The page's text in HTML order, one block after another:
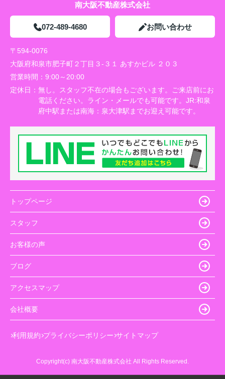
南大阪不動産株式会社
072-489-4680 お問い合わせ
〒594-0076
大阪府和泉市肥子町２丁目３-３１ あすかビル ２０３
営業時間： 9:00～20:00
定休日： 無し。スタッフ不在の場合もございます。ご来店前にお
電話ください。ライン・メールでも可能です。JR:和泉
府中駅または南海：泉大津駅までお迎え可能です。
トップページ
スタッフ
お客様の声
ブログ
アクセスマップ
会社概要
利用規約 プライバシーポリシー サイトマップ
Copyright(c) 南大阪不動産株式会社 All Rights Reserved.